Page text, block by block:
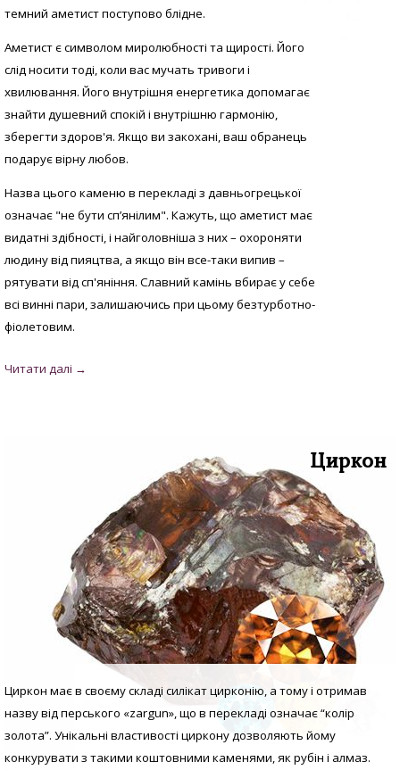
темний аметист поступово блідне.
Аметист є символом миролюбності та щирості. Його
слід носити тоді, коли вас мучать тривоги і
хвилювання. Його внутрішня енергетика допомагає
знайти душевний спокій і внутрішню гармонію,
зберегти здоров'я. Якщо ви закохані, ваш обранець
подарує вірну любов.
Назва цього каменю в перекладі з давньогрецької
означає "не бути сп’янілим". Кажуть, що аметист має
видатні здібності, і найголовніша з них – охороняти
людину від пияцтва, а якщо він все-таки випив –
рятувати від сп'яніння. Славний камінь вбирає у себе
всі винні пари, залишаючись при цьому безтурботно-
фіолетовим.
Циркон
Циркон має в своєму складі силікат цирконію, а тому і отримав
назву від перського «zargun», що в перекладі означає “колір
золота”. Унікальні властивості циркону дозволяють йому
конкурувати з такими коштовними каменями, як рубін і алмаз.